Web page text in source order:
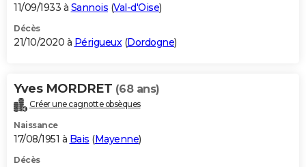
11/09/1933 à Sannois (Val-d'Oise)
Décès
21/10/2020 à Périgueux(Dordogne)
Yves MORDRET (68 ans)
Créer une cagnotte obsèques
Naissance
17/08/1951 à Bais (Mayenne)
Décès